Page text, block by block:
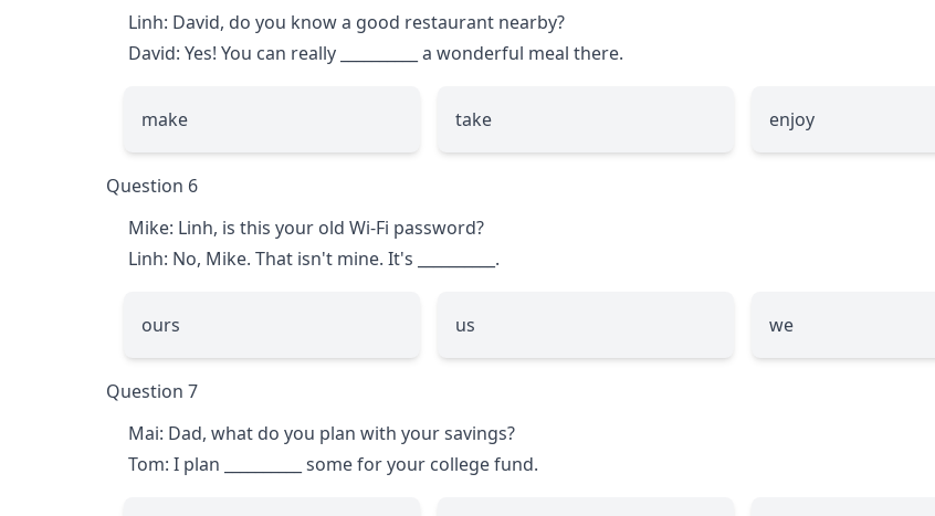
Linh: David, do you know a good restaurant nearby?
David: Yes! You can really
a wonderful meal there.
make take enjoy
Question 6
Mike: Linh, is this your old Wi-Fi password?
Linh: No, Mike. That isn't mine. It's
.
ours us we
Question 7
Mai: Dad, what do you plan with your savings?
Tom: I plan
some for your college fund.